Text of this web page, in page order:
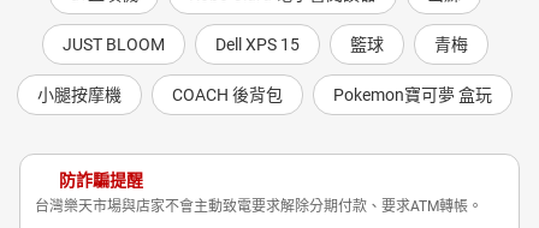
JUST BLOOM Dell XPS 15 籃球 青梅
小腿按摩機 COACH 後背包 Pokemon寶可夢 盒玩
防詐騙提醒
台灣樂天市場與店家不會主動致電要求解除分期付款、要求ATM轉帳。